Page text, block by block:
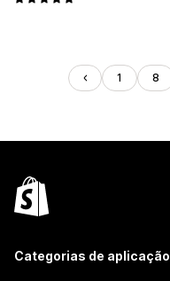
1 8
Categorias de aplicação